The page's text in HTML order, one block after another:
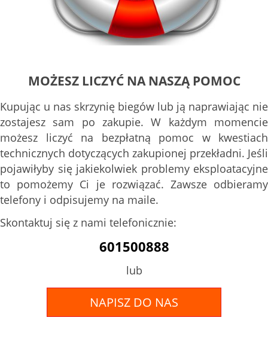
MOŻESZ LICZYĆ NA NASZĄ POMOC
Kupując u nas skrzynię biegów lub ją naprawiając nie
zostajesz sam po zakupie. W każdym momencie
możesz liczyć na bezpłatną pomoc w kwestiach
technicznych dotyczących zakupionej przekładni. Jeśli
pojawiłyby się jakiekolwiek problemy eksploatacyjne
to pomożemy Ci je rozwiązać. Zawsze odbieramy
telefony i odpisujemy na maile.
Skontaktuj się z nami telefonicznie:
601500888
lub
NAPISZ DO NAS